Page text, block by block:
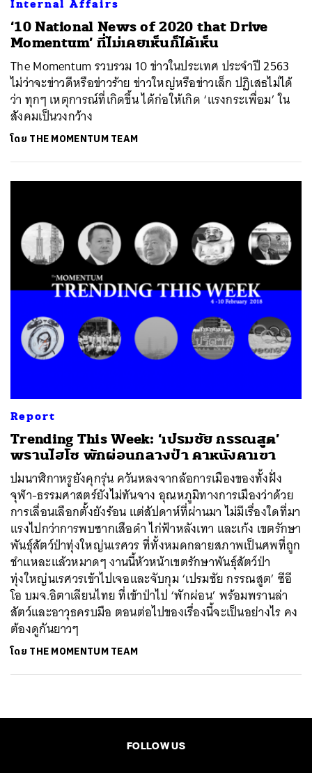
Internal Affairs
‘10 National News of 2020 that Drive
Momentum’ ที่ไม่เคยเห็นก็ได้เห็น
The Momentum รวบรวม 10 ข่าวในประเทศ ประจำปี 2563
ไม่ว่าจะข่าวดีหรือข่าวร้าย ข่าวใหญ่หรือข่าวเล็ก ปฏิเสธไม่ได้
ว่า ทุกๆ เหตุการณ์ที่เกิดขึ้น ได้ก่อให้เกิด ‘แรงกระเพื่อม’ ใน
สังคมเป็นวงกว้าง
โดย THE MOMENTUM TEAM
Report
Trending This Week: ‘เปรมชัย กรรณสูต’
พรานไฮโซ พักผ่อนกลางป่า คาหนังคาเขา
ปมนาฬิกาหรูยังคุกรุ่น ควันหลงจากล้อการเมืองของทั้งฝั่ง
จุฬา-ธรรมศาสตร์ยังไม่ทันจาง อุณหภูมิทางการเมืองว่าด้วย
การเลื่อนเลือกตั้งยังร้อน แต่สัปดาห์ที่ผ่านมา ไม่มีเรื่องใดที่มา
แรงไปกว่าการพบซากเสือดำ ไก่ฟ้าหลังเทา และเก้ง เขตรักษา
พันธุ์สัตว์ป่าทุ่งใหญ่นเรศวร ที่ทั้งหมดกลายสภาพเป็นศพที่ถูก
ชำแหละแล้วหมาดๆ งานนี้หัวหน้าเขตรักษาพันธุ์สัตว์ป่า
ทุ่งใหญ่นเรศวรเข้าไปเจอและจับกุม ‘เปรมชัย กรรณสูต’ ซีอี
โอ บมจ.อิตาเลียนไทย ที่เข้าป่าไป ‘พักผ่อน’ พร้อมพรานล่า
สัตว์และอาวุธครบมือ ตอนต่อไปของเรื่องนี้จะเป็นอย่างไร คง
ต้องดูกันยาวๆ
โดย THE MOMENTUM TEAM
FOLLOW US